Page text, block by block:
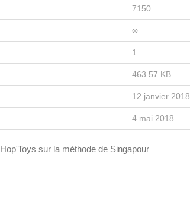
7150
∞
1
463.57 KB
12 janvier 2018
4 mai 2018
sur la méthode de Singapour